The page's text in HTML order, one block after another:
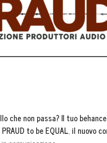
che non passa? Il tuo
PRAUD to be EQUAL, il nuovo